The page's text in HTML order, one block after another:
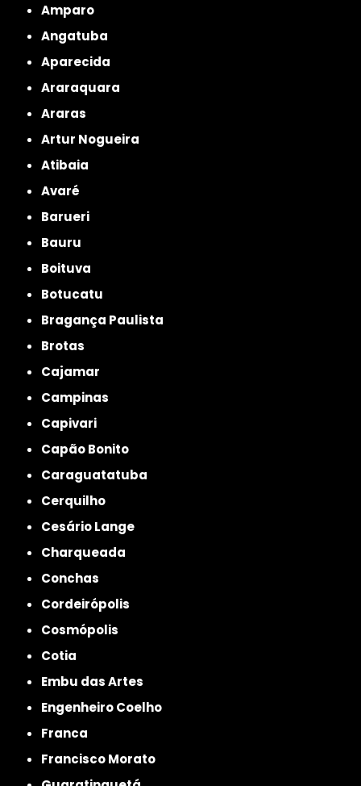
Amparo
Angatuba
Aparecida
Araraquara
Araras
Artur Nogueira
Atibaia
Avaré
Barueri
Bauru
Boituva
Botucatu
Bragança Paulista
Brotas
Cajamar
Campinas
Capivari
Capão Bonito
Caraguatatuba
Cerquilho
Cesário Lange
Charqueada
Conchas
Cordeirópolis
Cosmópolis
Cotia
Embu das Artes
Engenheiro Coelho
Franca
Francisco Morato